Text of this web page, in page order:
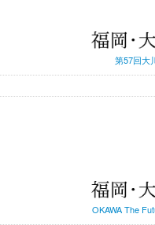
第57回大
OKAWA The